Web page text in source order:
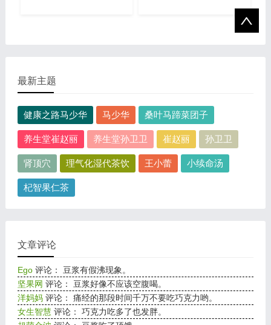
最新主题
健康之路马少华 马少华 桑叶马蹄菜团子
养生堂崔赵丽 养生堂孙卫卫 崔赵丽 孙卫卫
肾顶穴 理气化湿代茶饮 王小蕾 小续命汤
杞智果仁茶
文章评论
Ego 评论： 豆浆有假沸现象。
坚果网 评论： 豆浆好像不应该空腹喝。
洋妈妈 评论： 痛经的那段时间千万不要吃巧克力哟。
女生智慧 评论： 巧克力吃多了也发胖。